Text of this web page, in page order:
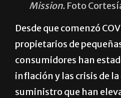
Mission. Foto
Desde que comenzó
propietarios de
consumidores han
inflación y las crisis de la
suministro que han